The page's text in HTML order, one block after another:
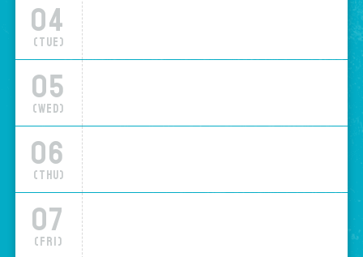
04
(Tue)
05
(Wed)
06
(Thu)
07
(Fri)